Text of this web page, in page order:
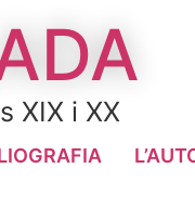
XIX i XX